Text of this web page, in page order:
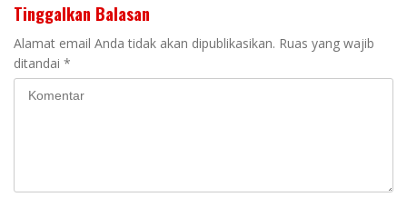
Tinggalkan Balasan
Alamat email Anda tidak akan dipublikasikan. Ruas yang wajib
ditandai *